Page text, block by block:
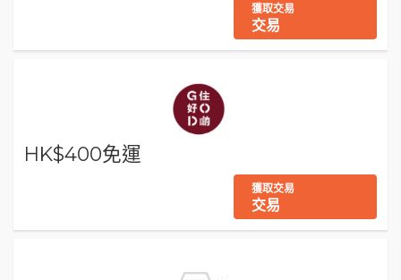
獲取交易
交易
HK$400免運
獲取交易
交易